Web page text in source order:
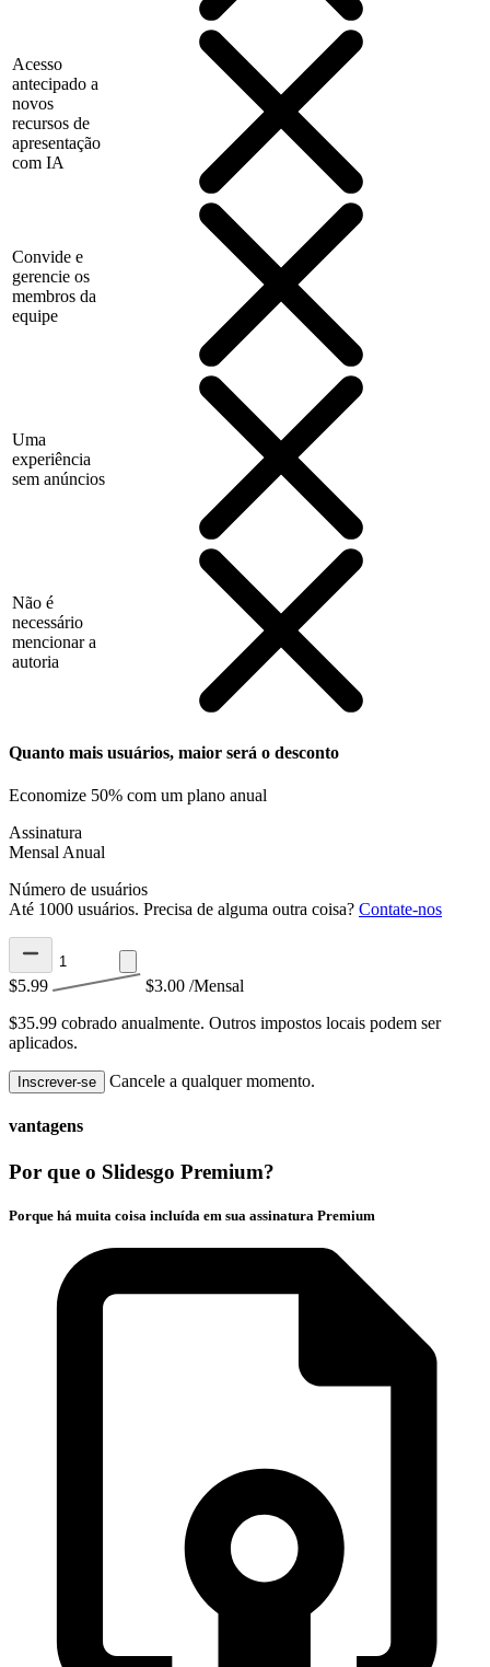
Acesso
antecipado a
novos
recursos de
apresentação
com IA
Convide e
gerencie os
membros da
equipe
Uma
experiência
sem anúncios
Não é
necessário
mencionar a
autoria
Quanto mais usuários, maior será o desconto
Economize 50% com um plano anual
Assinatura
Mensal Anual
Número de usuários
Até 1000 usuários. Precisa de alguma outra coisa? Contate-nos
$5.99 $3.00 /Mensal
$35.99 cobrado anualmente. Outros impostos locais podem ser
aplicados.
Inscrever-se Cancele a qualquer momento.
vantagens
Por que o Slidesgo Premium?
Porque há muita coisa incluída em sua assinatura Premium